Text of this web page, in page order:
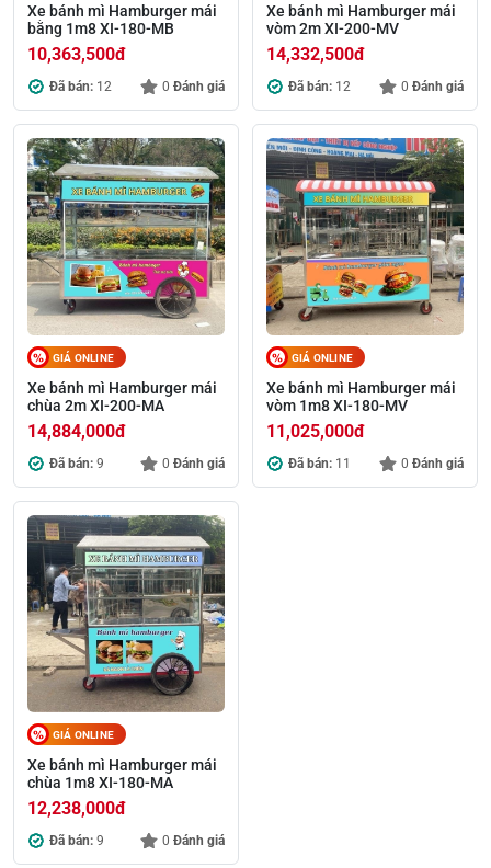
Xe bánh mì Hamburger mái
bằng 1m8 XI-180-MB
10,363,500đ
Đã bán: 12 0 Đánh giá
Xe bánh mì Hamburger mái
vòm 2m XI-200-MV
14,332,500đ
Đã bán: 12 0 Đánh giá
GIÁ ONLINE
Xe bánh mì Hamburger mái
chùa 2m XI-200-MA
14,884,000đ
Đã bán: 9 0 Đánh giá
GIÁ ONLINE
Xe bánh mì Hamburger mái
vòm 1m8 XI-180-MV
11,025,000đ
Đã bán: 11 0 Đánh giá
GIÁ ONLINE
Xe bánh mì Hamburger mái
chùa 1m8 XI-180-MA
12,238,000đ
Đã bán: 9 0 Đánh giá